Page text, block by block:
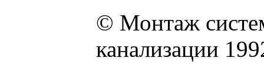
© Монтаж
канализации